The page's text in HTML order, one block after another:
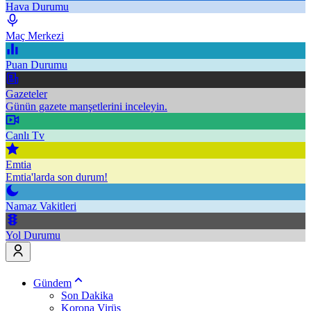
Hava Durumu
Maç Merkezi
Puan Durumu
Gazeteler
Günün gazete manşetlerini inceleyin.
Canlı Tv
Emtia
Emtia'larda son durum!
Namaz Vakitleri
Yol Durumu
Gündem
Son Dakika
Korona Virüs